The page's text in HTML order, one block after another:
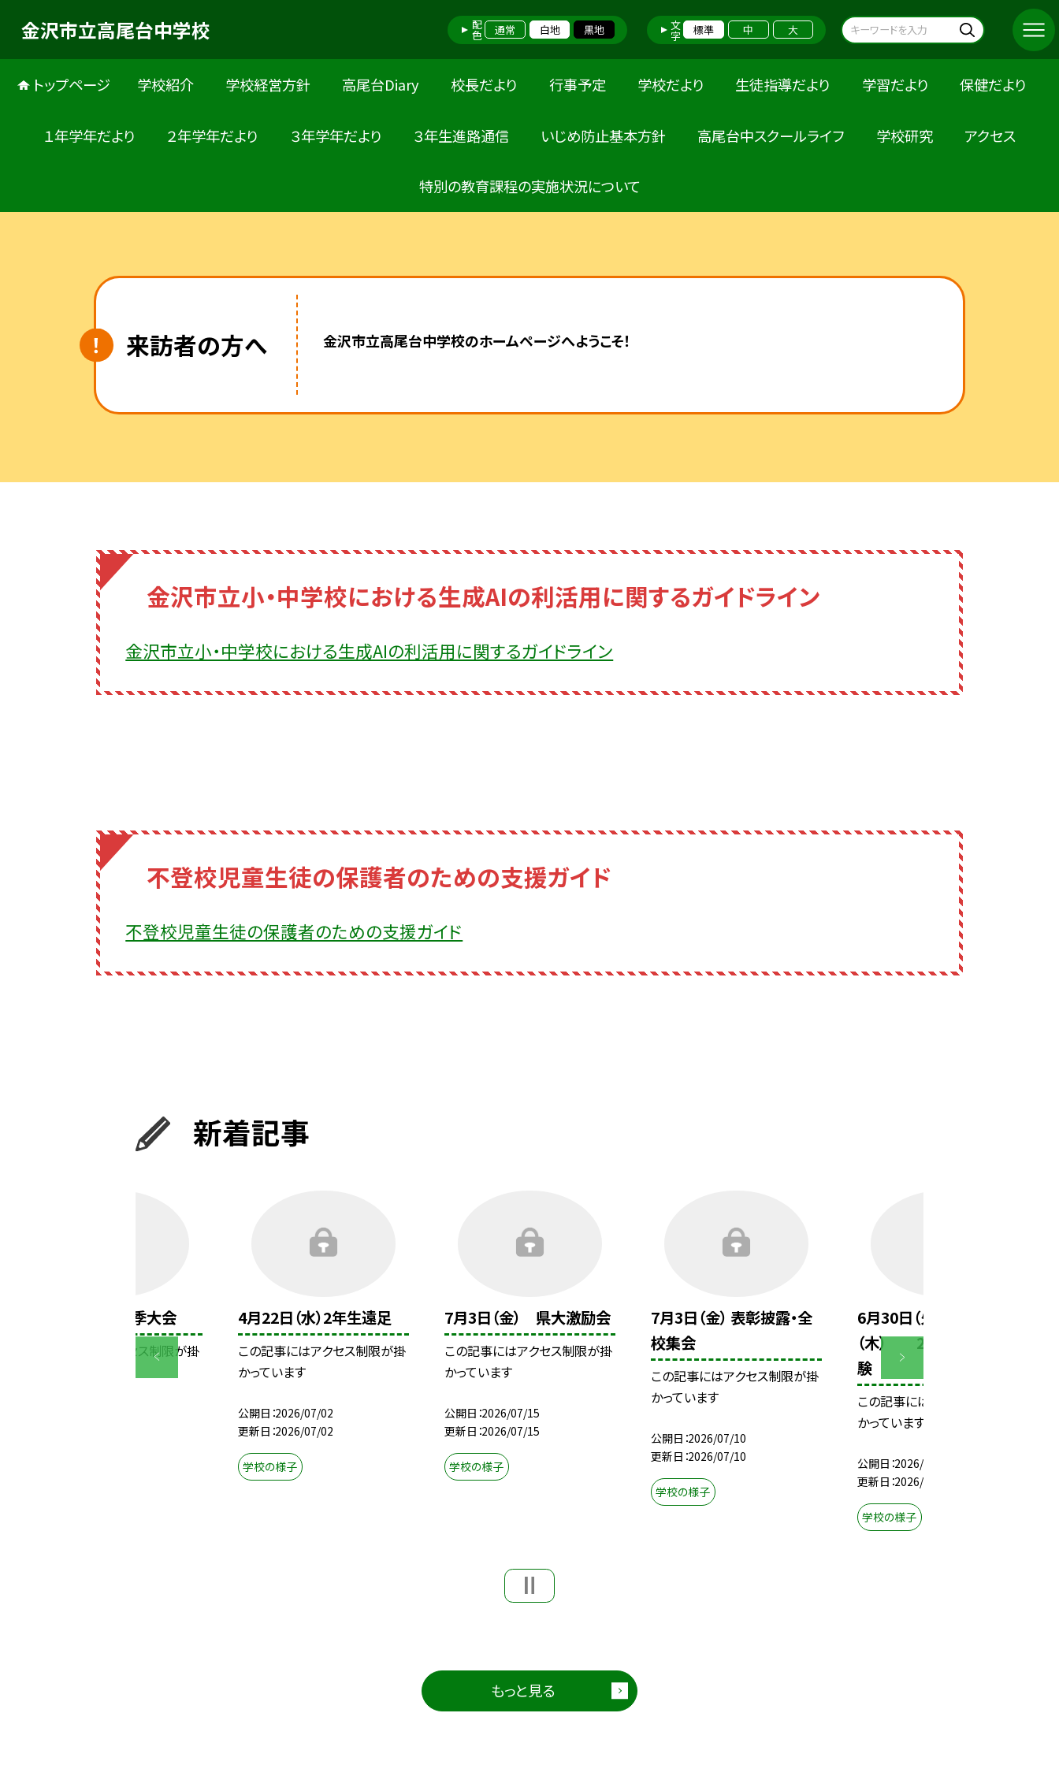
金沢市立高尾台中学校 配色 通常 白地 黒地 文字 標準 中 大
トップページ 学校紹介 学校経営方針 高尾台Diary 校長だより 行事予定 学校だより 生徒指導だより 学習だより 保健だより
１年学年だより ２年学年だより ３年学年だより ３年生進路通信 いじめ防止基本方針 高尾台中スクールライフ 学校研究 アクセス
特別の教育課程の実施状況について
来訪者の方へ 金沢市立高尾台中学校のホームページへようこそ！
金沢市立小・中学校における生成AIの利活用に関するガイドライン
金沢市立小・中学校における生成AIの利活用に関するガイドライン
不登校児童生徒の保護者のための支援ガイド
不登校児童生徒の保護者のための支援ガイド
新着記事
5月15日（金）春季大会
この記事にはアクセス制限が掛
4月22日（水）2年生遠足
この記事にはアクセス制限が掛
かっています
公開日 2026/07/02
更新日 2026/07/02
学校の様子
7月3日（金） 県大激励会
この記事にはアクセス制限が掛
かっています
公開日 2026/07/15
更新日 2026/07/15
学校の様子
7月3日（金） 表彰披露・全
校集会
この記事にはアクセス制限が掛
かっています
公開日 2026/07/10
更新日 2026/07/10
学校の様子
6月30日（火）～7月2日
（木） 2年生 職場体
験
この記事にはアクセス制限が掛
かっています
公開日 2026/07/10
更新日 2026/07/10
学校の様子
もっと見る